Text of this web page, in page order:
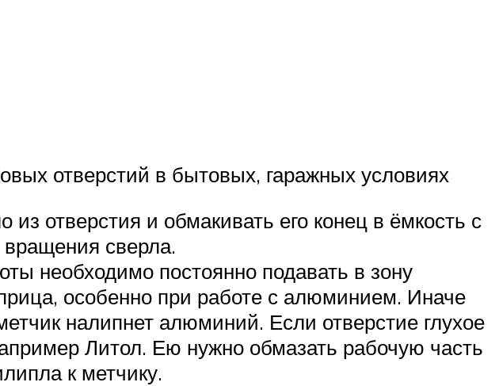
отверстий в бытовых, гаражных условиях
отверстия и обмакивать его конец в ёмкость с
сверла.
необходимо постоянно подавать в зону
особенно при работе с алюминием. Иначе
налипнет алюминий. Если отверстие глухое
Литол. Ею нужно обмазать рабочую часть
к метчику.